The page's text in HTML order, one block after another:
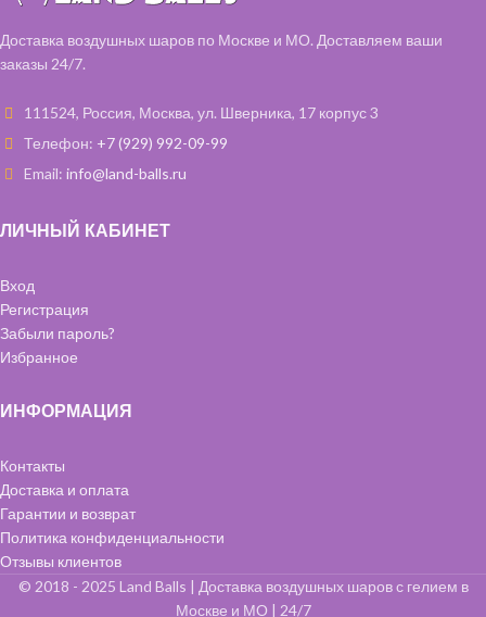
Доставка воздушных шаров по Москве и МО. Доставляем ваши
заказы 24/7.
111524, Россия, Москва, ул. Шверника, 17 корпус 3
Телефон: +7 (929) 992-09-99
Email: info@land-balls.ru
ЛИЧНЫЙ КАБИНЕТ
Вход
Регистрация
Забыли пароль?
Избранное
ИНФОРМАЦИЯ
Контакты
Доставка и оплата
Гарантии и возврат
Политика конфиденциальности
Отзывы клиентов
© 2018 - 2025 Land Balls | Доставка воздушных шаров с гелием в
Москве и МО | 24/7